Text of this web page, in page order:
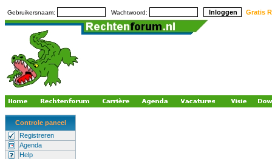
Gebruikersnaam: Wachtwoord: Gratis
Controle paneel
Registreren
Agenda
Help